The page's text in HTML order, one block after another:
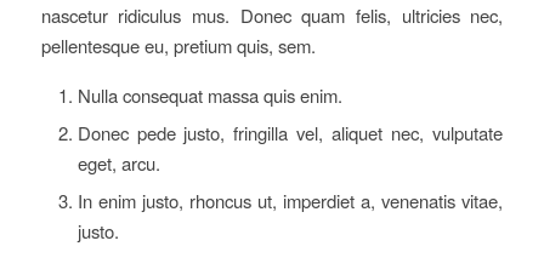
nascetur ridiculus mus. Donec quam felis, ultricies nec,
pellentesque eu, pretium quis, sem.
Nulla consequat massa quis enim.
Donec pede justo, fringilla vel, aliquet nec, vulputate
eget, arcu.
In enim justo, rhoncus ut, imperdiet a, venenatis vitae,
justo.